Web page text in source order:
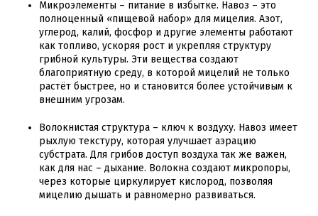
Микроэлементы – питание в избытке. Навоз – это
полноценный «пищевой набор» для мицелия. Азот,
углерод, калий, фосфор и другие элементы работают
как топливо, ускоряя рост и укрепляя структуру
грибной культуры. Эти вещества создают
благоприятную среду, в которой мицелий не только
растёт быстрее, но и становится более устойчивым к
внешним угрозам.
Волокнистая структура – ключ к воздуху. Навоз имеет
рыхлую текстуру, которая улучшает аэрацию
субстрата. Для грибов доступ воздуха так же важен,
как для нас – дыхание. Волокна создают микропоры,
через которые циркулирует кислород, позволяя
мицелию дышать и равномерно развиваться.